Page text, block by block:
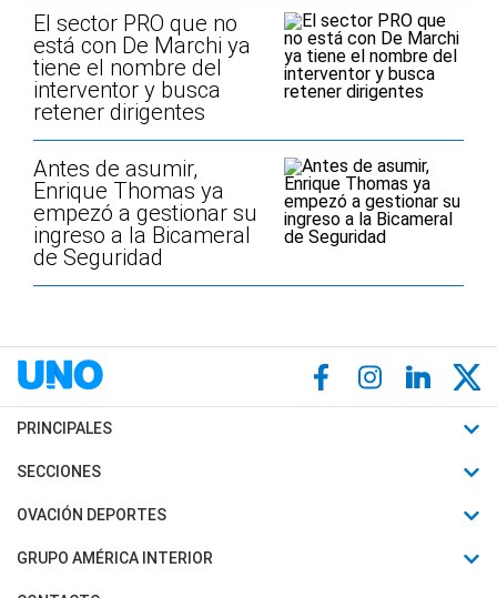
El sector PRO que no
está con De Marchi ya
tiene el nombre del
interventor y busca
retener dirigentes
Antes de asumir,
Enrique Thomas ya
empezó a gestionar su
ingreso a la Bicameral
de Seguridad
PRINCIPALES
Últimas Noticias
Política
SECCIONES
Horóscopo
Motores
OVACIÓN DEPORTES
Fútbol
Mundial
GRUPO AMÉRICA INTERIOR